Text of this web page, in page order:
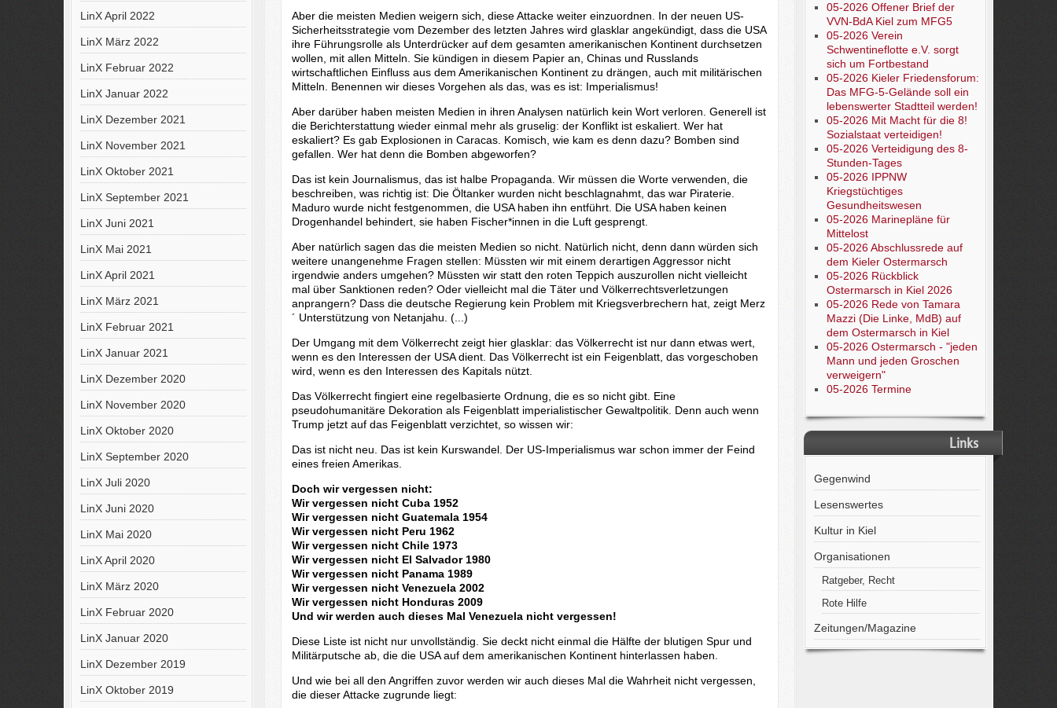
LinX April 2022
LinX März 2022
LinX Februar 2022
LinX Januar 2022
LinX Dezember 2021
LinX November 2021
LinX Oktober 2021
LinX September 2021
LinX Juni 2021
LinX Mai 2021
LinX April 2021
LinX März 2021
LinX Februar 2021
LinX Januar 2021
LinX Dezember 2020
LinX November 2020
LinX Oktober 2020
LinX September 2020
LinX Juli 2020
LinX Juni 2020
LinX Mai 2020
LinX April 2020
LinX März 2020
LinX Februar 2020
LinX Januar 2020
LinX Dezember 2019
LinX Oktober 2019
Aber die meisten Medien weigern sich, diese Attacke weiter einzuordnen. In der neuen US-
Sicherheitsstrategie vom Dezember des letzten Jahres wird glasklar angekündigt, dass die USA
ihre Führungsrolle als Unterdrücker auf dem gesamten amerikanischen Kontinent durchsetzen
wollen, mit allen Mitteln. Sie kündigen in diesem Papier an, Chinas und Russlands
wirtschaftlichen Einfluss aus dem Amerikanischen Kontinent zu drängen, auch mit militärischen
Mitteln. Benennen wir dieses Vorgehen als das, was es ist: Imperialismus!
Aber darüber haben meisten Medien in ihren Analysen natürlich kein Wort verloren. Generell ist
die Berichterstattung wieder einmal mehr als gruselig: der Konflikt ist eskaliert. Wer hat
eskaliert? Es gab Explosionen in Caracas. Komisch, wie kam es denn dazu? Bomben sind
gefallen. Wer hat denn die Bomben abgeworfen?
Das ist kein Journalismus, das ist halbe Propaganda. Wir müssen die Worte verwenden, die
beschreiben, was richtig ist: Die Öltanker wurden nicht beschlagnahmt, das war Piraterie.
Maduro wurde nicht festgenommen, die USA haben ihn entführt. Die USA haben keinen
Drogenhandel behindert, sie haben Fischer*innen in die Luft gesprengt.
Aber natürlich sagen das die meisten Medien so nicht. Natürlich nicht, denn dann würden sich
weitere unangenehme Fragen stellen: Müssten wir mit einem derartigen Aggressor nicht
irgendwie anders umgehen? Müssten wir statt den roten Teppich auszurollen nicht vielleicht
mal über Sanktionen reden? Oder vielleicht mal die Täter und Völkerrechtsverletzungen
anprangern? Dass die deutsche Regierung kein Problem mit Kriegsverbrechern hat, zeigt Merz
´ Unterstützung von Netanjahu. (...)
Der Umgang mit dem Völkerrecht zeigt hier glasklar: das Völkerrecht ist nur dann etwas wert,
wenn es den Interessen der USA dient. Das Völkerrecht ist ein Feigenblatt, das vorgeschoben
wird, wenn es den Interessen des Kapitals nützt.
Das Völkerrecht fingiert eine regelbasierte Ordnung, die es so nicht gibt. Eine
pseudohumanitäre Dekoration als Feigenblatt imperialistischer Gewaltpolitik. Denn auch wenn
Trump jetzt auf das Feigenblatt verzichtet, so wissen wir:
Das ist nicht neu. Das ist kein Kurswandel. Der US-Imperialismus war schon immer der Feind
eines freien Amerikas.
Doch wir vergessen nicht:
Wir vergessen nicht Cuba 1952
Wir vergessen nicht Guatemala 1954
Wir vergessen nicht Peru 1962
Wir vergessen nicht Chile 1973
Wir vergessen nicht El Salvador 1980
Wir vergessen nicht Panama 1989
Wir vergessen nicht Venezuela 2002
Wir vergessen nicht Honduras 2009
Und wir werden auch dieses Mal Venezuela nicht vergessen!
Diese Liste ist nicht nur unvollständig. Sie deckt nicht einmal die Hälfte der blutigen Spur und
Militärputsche ab, die die USA auf dem amerikanischen Kontinent hinterlassen haben.
Und wie bei all den Angriffen zuvor werden wir auch dieses Mal die Wahrheit nicht vergessen,
die dieser Attacke zugrunde liegt:
05-2026 Offener Brief der
VVN-BdA Kiel zum MFG5
05-2026 Verein
Schwentineflotte e.V. sorgt
sich um Fortbestand
05-2026 Kieler Friedensforum:
Das MFG-5-Gelände soll ein
lebenswerter Stadtteil werden!
05-2026 Mit Macht für die 8!
Sozialstaat verteidigen!
05-2026 Verteidigung des 8-
Stunden-Tages
05-2026 IPPNW
Kriegstüchtiges
Gesundheitswesen
05-2026 Marinepläne für
Mittelost
05-2026 Abschlussrede auf
dem Kieler Ostermarsch
05-2026 Rückblick
Ostermarsch in Kiel 2026
05-2026 Rede von Tamara
Mazzi (Die Linke, MdB) auf
dem Ostermarsch in Kiel
05-2026 Ostermarsch - "jeden
Mann und jeden Groschen
verweigern"
05-2026 Termine
Links
Gegenwind
Lesenswertes
Kultur in Kiel
Organisationen
Ratgeber, Recht
Rote Hilfe
Zeitungen/Magazine